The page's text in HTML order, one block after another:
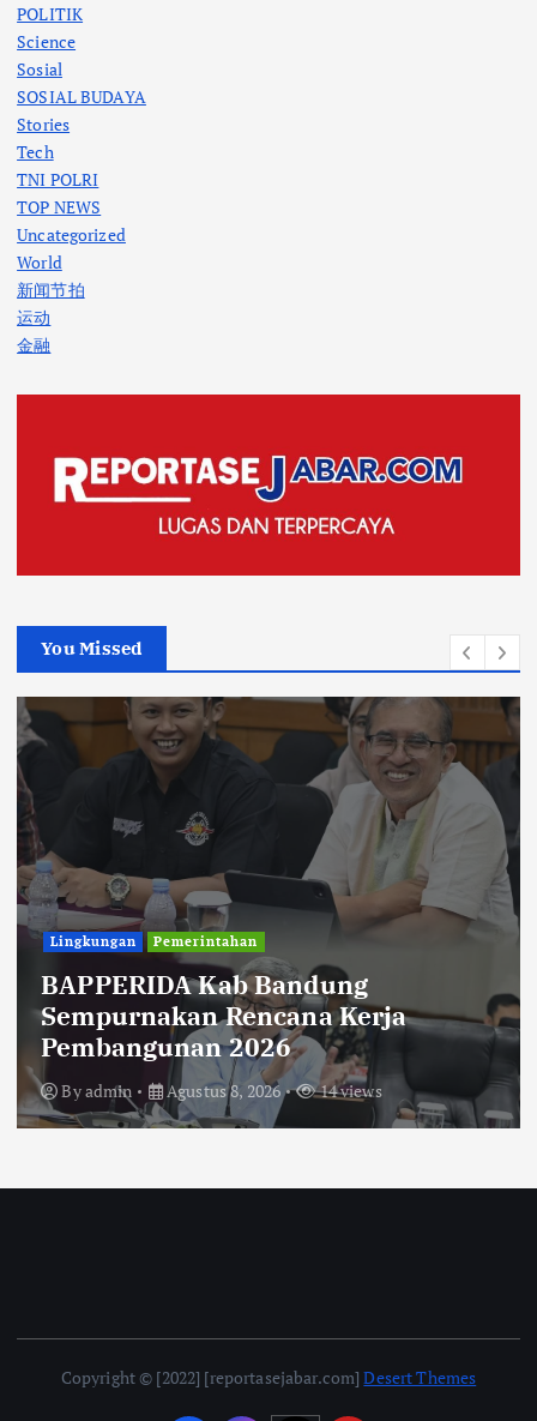
POLITIK
Science
Sosial
SOSIAL BUDAYA
Stories
Tech
TNI POLRI
TOP NEWS
Uncategorized
World
新闻节拍
运动
金融
You Missed
Uncategorized
Diberitakan Tanpa Konfirmasi,
Satresnarkoba Polres Cimahi dan
Yayasan Ultra Jadi Korban Narasi
Sepihak
Byadmin Agustus 8, 2026 14 views
Copyright © [2022] [reportasejabar.com]Desert Themes